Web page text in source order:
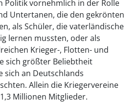
Politik vornehmlich in der Rolle
Untertanen, die den gekrönten
als Schüler, die vaterländische
lernen mussten, oder als
Krieger-, Flotten- und
sich größter Beliebtheit
sich an Deutschlands
Allein die Kriegervereine
Millionen Mitglieder.